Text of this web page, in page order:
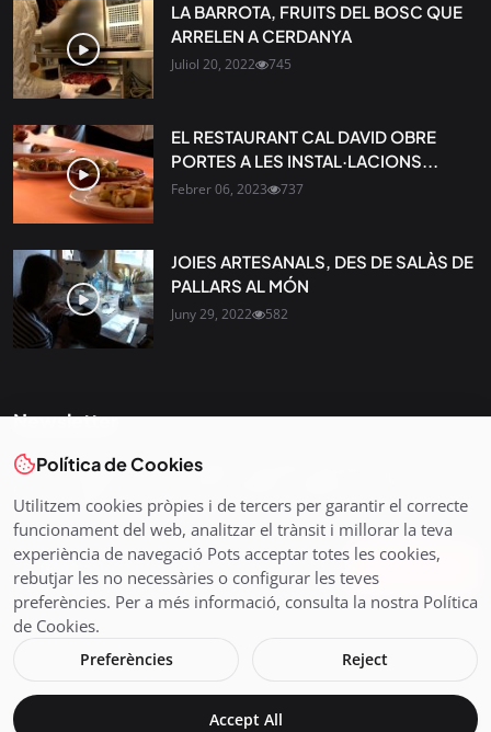
LA BARROTA, FRUITS DEL BOSC QUE
ARRELEN A CERDANYA
Juliol 20, 2022 745
EL RESTAURANT CAL DAVID OBRE
PORTES A LES INSTAL·LACIONS...
Febrer 06, 2023 737
JOIES ARTESANALS, DES DE SALÀS DE
PALLARS AL MÓN
Juny 29, 2022 582
Newsletter
Tota l’actualitat, seleccionada i enviada directament al teu
que importa.
Subscriu-te
Avís legal i Política de Cookies
Política de Cookies
Utilitzem cookies pròpies i de tercers per garantir el correcte
funcionament del web, analitzar el trànsit i millorar la teva
experiència de navegació Pots acceptar totes les cookies,
rebutjar les no necessàries o configurar les teves
preferències. Per a més informació, consulta la nostra Política
de Cookies.
Preferències Reject
Accept All